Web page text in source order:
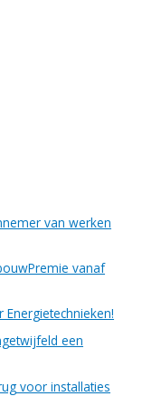
van werken
vanaf
een
voor installaties